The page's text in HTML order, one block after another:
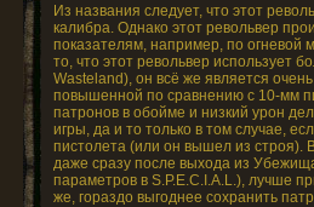
Из названия следует, что этот
калибра. Однако этот револьвер
показателям, например, по огневой
то, что этот револьвер использует
Wasteland), он всё же является
повышенной по сравнению с 10-мм
патронов в обойме и низкий урон
игры, да и то только в том случае,
пистолета (или он вышел из строя).
даже сразу после выхода из
параметров в S.P.E.C.I.A.L.), лучше
же, гораздо выгоднее сохранить